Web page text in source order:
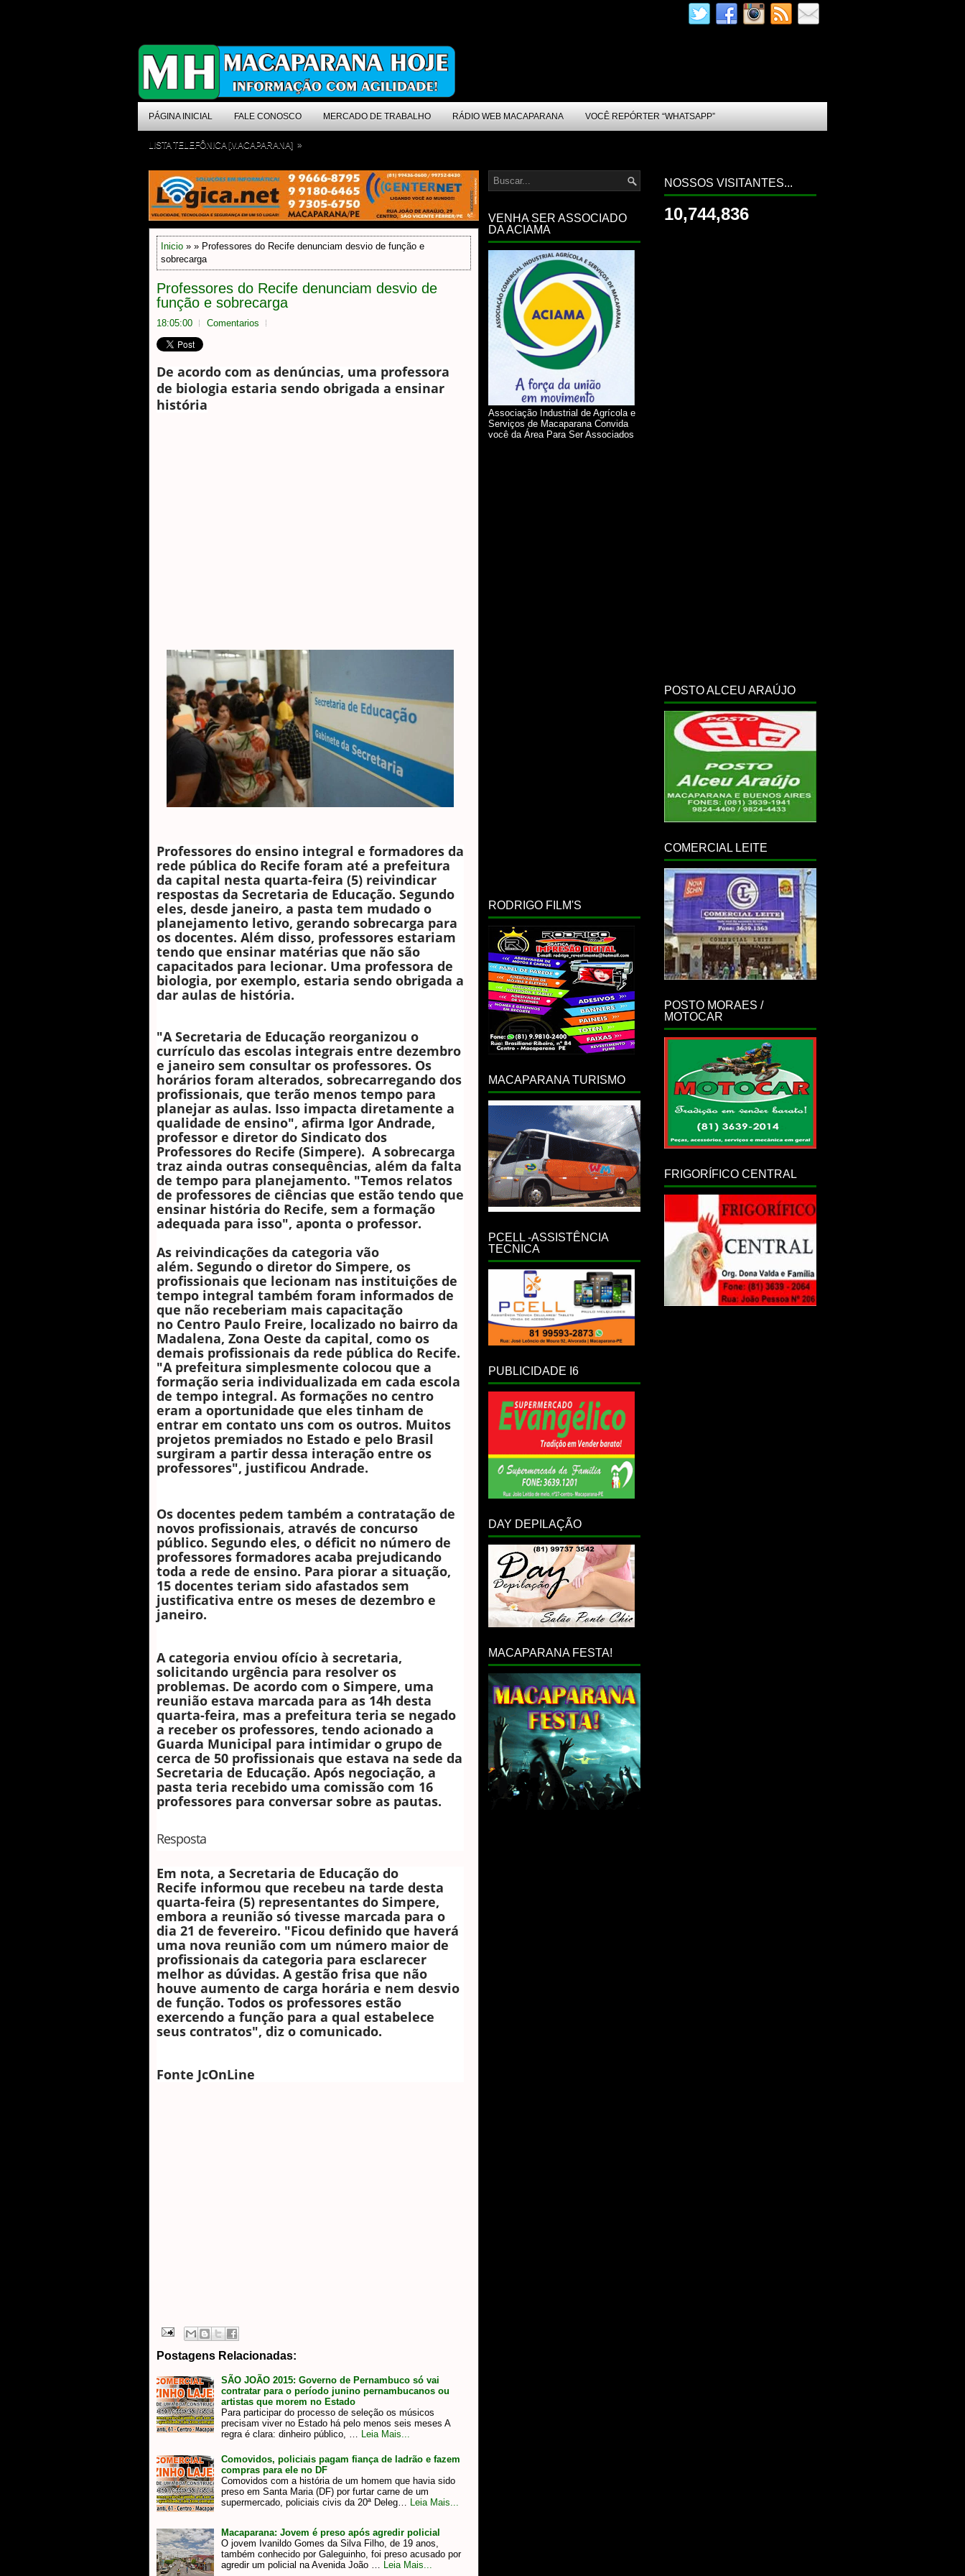
PÁGINA INICIAL FALE CONOSCO MERCADO DE TRABALHO RÁDIO WEB MACAPARANA VOCÊ REPÓRTER “WHATSAPP”
LISTA TELEFÔNICA [MACAPARANA] »
Inicio » » Professores do Recife denunciam desvio de função e
sobrecarga
Professores do Recife denunciam desvio de
função e sobrecarga
18:05:00 Comentarios
De acordo com as denúncias, uma professora
de biologia estaria sendo obrigada a ensinar
história
Professores do ensino integral e formadores da
rede pública do Recife foram até a prefeitura
da capital nesta quarta-feira (5) reivindicar
respostas da Secretaria de Educação. Segundo
eles, desde janeiro, a pasta tem mudado o
planejamento letivo, gerando sobrecarga para
os docentes. Além disso, professores estariam
tendo que ensinar matérias que não são
capacitados para lecionar. Uma professora de
biologia, por exemplo, estaria sendo obrigada a
dar aulas de história.
"A Secretaria de Educação reorganizou o
currículo das escolas integrais entre dezembro
e janeiro sem consultar os professores. Os
horários foram alterados, sobrecarregando dos
profissionais, que terão menos tempo para
planejar as aulas. Isso impacta diretamente a
qualidade de ensino", afirma Igor Andrade,
professor e diretor do Sindicato dos
Professores do Recife (Simpere). A sobrecarga
traz ainda outras consequências, além da falta
de tempo para planejamento. "Temos relatos
de professores de ciências que estão tendo que
ensinar história do Recife, sem a formação
adequada para isso", aponta o professor.
As reivindicações da categoria vão
além. Segundo o diretor do Simpere, os
profissionais que lecionam nas instituições de
tempo integral também foram informados de
que não receberiam mais capacitação
no Centro Paulo Freire, localizado no bairro da
Madalena, Zona Oeste da capital, como os
demais profissionais da rede pública do Recife.
"A prefeitura simplesmente colocou que a
formação seria individualizada em cada escola
de tempo integral. As formações no centro
eram a oportunidade que eles tinham de
entrar em contato uns com os outros. Muitos
projetos premiados no Estado e pelo Brasil
surgiram a partir dessa interação entre os
professores", justificou Andrade.
Os docentes pedem também a contratação de
novos profissionais, através de concurso
público. Segundo eles, o déficit no número de
professores formadores acaba prejudicando
toda a rede de ensino. Para piorar a situação,
15 docentes teriam sido afastados sem
justificativa entre os meses de dezembro e
janeiro.
A categoria enviou ofício à secretaria,
solicitando urgência para resolver os
problemas. De acordo com o Simpere, uma
reunião estava marcada para as 14h desta
quarta-feira, mas a prefeitura teria se negado
a receber os professores, tendo acionado a
Guarda Municipal para intimidar o grupo de
cerca de 50 profissionais que estava na sede da
Secretaria de Educação. Após negociação, a
pasta teria recebido uma comissão com 16
professores para conversar sobre as pautas.
Resposta
Em nota, a Secretaria de Educação do
Recife informou que recebeu na tarde desta
quarta-feira (5) representantes do Simpere,
embora a reunião só tivesse marcada para o
dia 21 de fevereiro. "Ficou definido que haverá
uma nova reunião com um número maior de
profissionais da categoria para esclarecer
melhor as dúvidas. A gestão frisa que não
houve aumento de carga horária e nem desvio
de função. Todos os professores estão
exercendo a função para a qual estabelece
seus contratos", diz o comunicado.
Fonte JcOnLine
Postagens Relacionadas:
SÃO JOÃO 2015: Governo de Pernambuco só vai
contratar para o período junino pernambucanos ou
artistas que morem no Estado
Para participar do processo de seleção os músicos
precisam viver no Estado há pelo menos seis meses A
regra é clara: dinheiro público, …
Leia Mais...
Comovidos, policiais pagam fiança de ladrão e fazem
compras para ele no DF
Comovidos com a história de um homem que havia sido
preso em Santa Maria (DF) por furtar carne de um
supermercado, policiais civis da 20ª Deleg…
Leia Mais...
Macaparana: Jovem é preso após agredir policial
O jovem Ivanildo Gomes da Silva Filho, de 19 anos,
também conhecido por Galeguinho, foi preso acusado por
agredir um policial na Avenida João …
Leia Mais...
VENHA SER ASSOCIADO
DA ACIAMA
Associação Industrial de Agrícola e
Serviços de Macaparana Convida
você da Área Para Ser Associados
RODRIGO FILM'S
MACAPARANA TURISMO
PCELL -ASSISTÊNCIA
TECNICA
PUBLICIDADE I6
DAY DEPILAÇÃO
MACAPARANA FESTA!
NOSSOS VISITANTES...
10,744,836
POSTO ALCEU ARAÚJO
COMERCIAL LEITE
POSTO MORAES /
MOTOCAR
FRIGORÍFICO CENTRAL